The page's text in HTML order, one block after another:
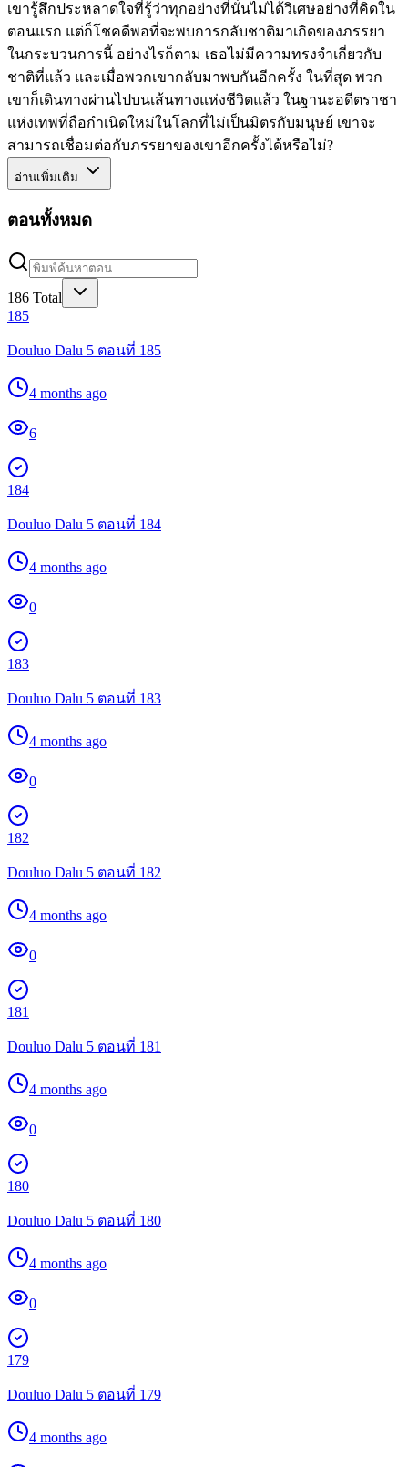
เขารู้สึกประหลาดใจที่รู้ว่าทุกอย่างที่นั่นไม่ได้วิเศษอย่างที่คิดใน
ตอนแรก แต่ก็โชคดีพอที่จะพบการกลับชาติมาเกิดของภรรยา
ในกระบวนการนี้ อย่างไรก็ตาม เธอไม่มีความทรงจำเกี่ยวกับ
ชาติที่แล้ว และเมื่อพวกเขากลับมาพบกันอีกครั้ง ในที่สุด พวก
เขาก็เดินทางผ่านไปบนเส้นทางแห่งชีวิตแล้ว ในฐานะอดีตราชา
แห่งเทพที่ถือกำเนิดใหม่ในโลกที่ไม่เป็นมิตรกับมนุษย์ เขาจะ
สามารถเชื่อมต่อกับภรรยาของเขาอีกครั้งได้หรือไม่?
อ่านเพิ่มเติม
ตอนทั้งหมด
186 Total
185
Douluo Dalu 5 ตอนที่ 185
4 months ago
6
184
Douluo Dalu 5 ตอนที่ 184
4 months ago
0
183
Douluo Dalu 5 ตอนที่ 183
4 months ago
0
182
Douluo Dalu 5 ตอนที่ 182
4 months ago
0
181
Douluo Dalu 5 ตอนที่ 181
4 months ago
0
180
Douluo Dalu 5 ตอนที่ 180
4 months ago
0
179
Douluo Dalu 5 ตอนที่ 179
4 months ago